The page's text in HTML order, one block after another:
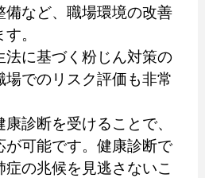
備など、職場環境の改善
。
法に基づく粉じん対策の
でのリスク評価も非常
診断を受けることで、
が可能です。健康診断で
の兆候を見逃さないこ